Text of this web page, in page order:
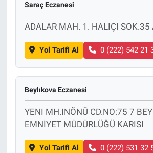
Saraç Eczanesi
ADALAR MAH. 1. HALIÇI SOK.35
Yol Tarifi Al 0 (222) 542 21
Beylıkova Eczanesi
YENI MH.INÖNÜ CD.NO:75 7
EMNİYET MÜDÜRLÜĞÜ KARISI
Yol Tarifi Al 0 (222) 531 32